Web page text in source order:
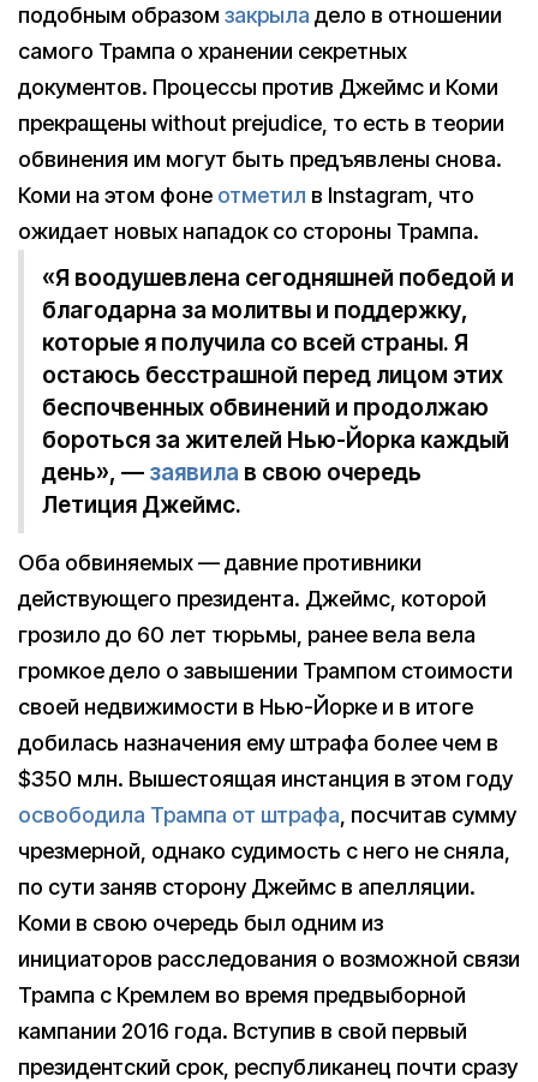
подобным образом закрыла дело в отношении
самого Трампа о хранении секретных
документов. Процессы против Джеймс и Коми
прекращены without prejudice, то есть в теории
обвинения им могут быть предъявлены снова.
Коми на этом фоне отметил в Instagram, что
ожидает новых нападок со стороны Трампа.
«Я воодушевлена сегодняшней победой и
благодарна за молитвы и поддержку,
которые я получила со всей страны. Я
остаюсь бесстрашной перед лицом этих
беспочвенных обвинений и продолжаю
бороться за жителей Нью-Йорка каждый
день», — заявила в свою очередь
Летиция Джеймс.
Оба обвиняемых — давние противники
действующего президента. Джеймс, которой
грозило до 60 лет тюрьмы, ранее вела вела
громкое дело о завышении Трампом стоимости
своей недвижимости в Нью-Йорке и в итоге
добилась назначения ему штрафа более чем в
$350 млн. Вышестоящая инстанция в этом году
освободила Трампа от штрафа, посчитав сумму
чрезмерной, однако судимость с него не сняла,
по сути заняв сторону Джеймс в апелляции.
Коми в свою очередь был одним из
инициаторов расследования о возможной связи
Трампа с Кремлем во время предвыборной
кампании 2016 года. Вступив в свой первый
президентский срок, республиканец почти сразу